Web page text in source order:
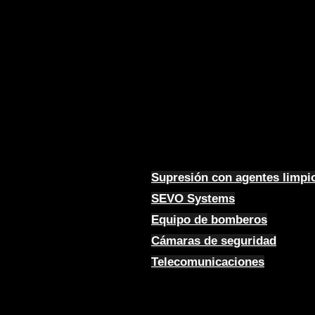
Supresión con agentes
SEVO Systems
Equipo de bomberos
Cámaras de seguridad
Telecomunicaciones